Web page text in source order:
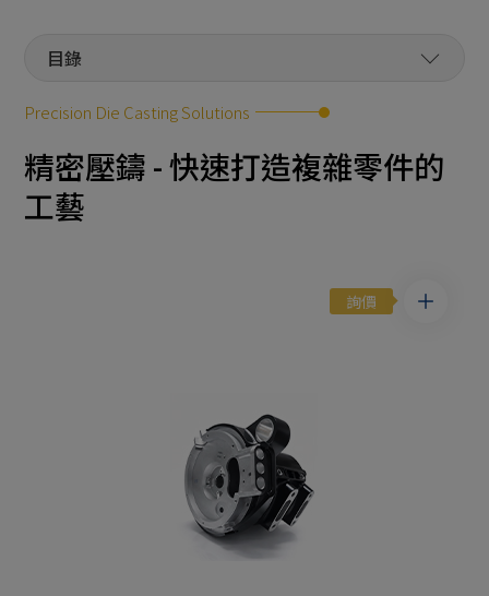
精密壓鑄
鋁壓鑄
鋁合金壓鑄
Precision Die Casting Solutions
精密壓鑄 - 快速打造複雜零件的
工藝
詢價